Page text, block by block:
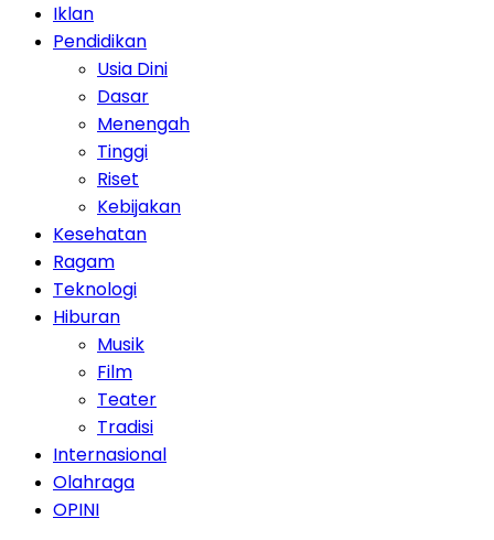
Iklan
Pendidikan
Usia Dini
Dasar
Menengah
Tinggi
Riset
Kebijakan
Kesehatan
Ragam
Teknologi
Hiburan
Musik
Film
Teater
Tradisi
Internasional
Olahraga
OPINI